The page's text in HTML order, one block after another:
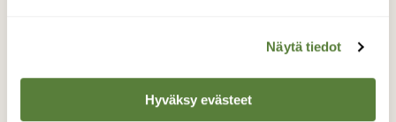
Näytä tiedot
Hyväksy evästeet
TAKAISIN LISTAAN